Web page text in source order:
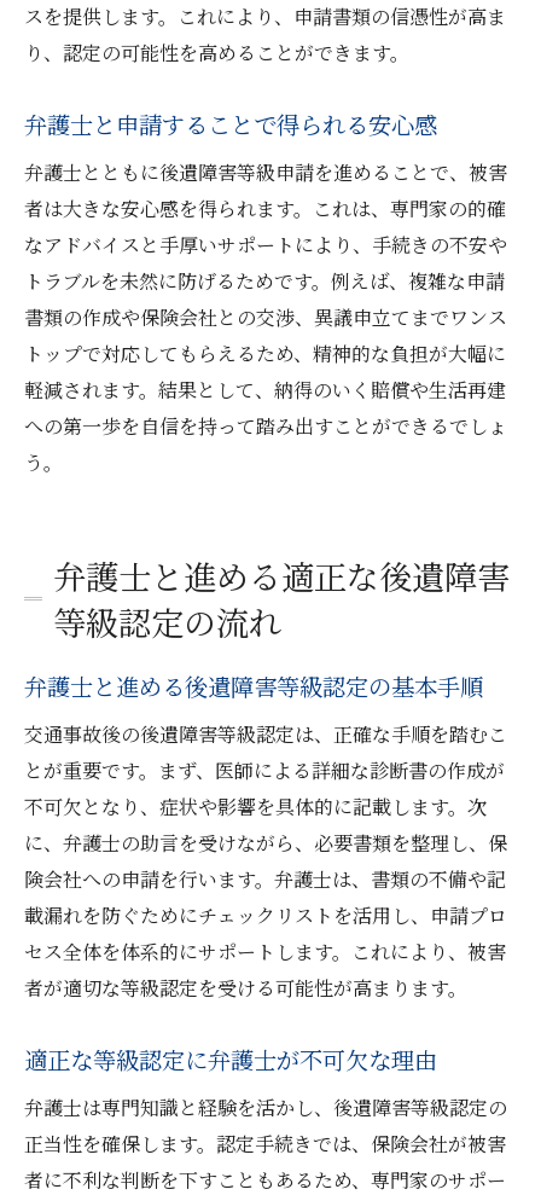
スを提供します。これにより、申請書類の信憑性が高ま
り、認定の可能性を高めることができます。
弁護士と申請することで得られる安心感
弁護士とともに後遺障害等級申請を進めることで、被害
者は大きな安心感を得られます。これは、専門家の的確
なアドバイスと手厚いサポートにより、手続きの不安や
トラブルを未然に防げるためです。例えば、複雑な申請
書類の作成や保険会社との交渉、異議申立てまでワンス
トップで対応してもらえるため、精神的な負担が大幅に
軽減されます。結果として、納得のいく賠償や生活再建
への第一歩を自信を持って踏み出すことができるでしょ
う。
弁護士と進める適正な後遺障害
等級認定の流れ
弁護士と進める後遺障害等級認定の基本手順
交通事故後の後遺障害等級認定は、正確な手順を踏むこ
とが重要です。まず、医師による詳細な診断書の作成が
不可欠となり、症状や影響を具体的に記載します。次
に、弁護士の助言を受けながら、必要書類を整理し、保
険会社への申請を行います。弁護士は、書類の不備や記
載漏れを防ぐためにチェックリストを活用し、申請プロ
セス全体を体系的にサポートします。これにより、被害
者が適切な等級認定を受ける可能性が高まります。
適正な等級認定に弁護士が不可欠な理由
弁護士は専門知識と経験を活かし、後遺障害等級認定の
正当性を確保します。認定手続きでは、保険会社が被害
者に不利な判断を下すこともあるため、専門家のサポー